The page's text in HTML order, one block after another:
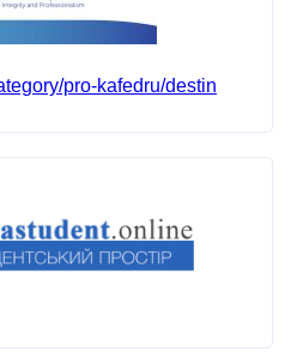
pro-kafedru/destin